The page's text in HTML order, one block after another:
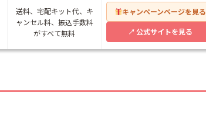
送料、宅配キット代、キ
ャンセル料、振込手数料
がすべて無料
キャンペーンページを見る
公式サイトを見る